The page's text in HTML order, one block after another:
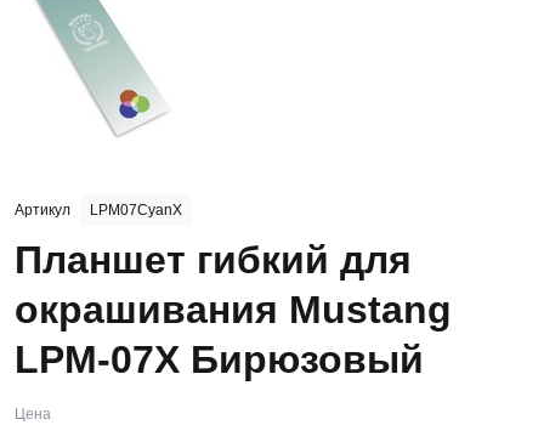
Артикул LPM07CyanX
Планшет гибкий для
окрашивания Mustang
LPM-07X Бирюзовый
Цена